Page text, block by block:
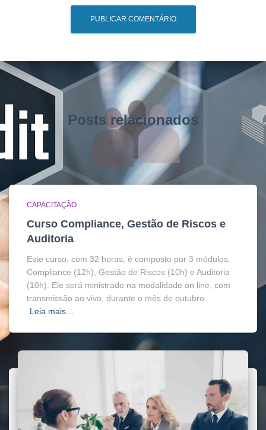
Posts relacionados
CAPACITAÇÃO
Curso Compliance, Gestão de Riscos e
Auditoria
Este curso, com 32 horas, é composto por 3 módulos:
Compliance (12h), Gestão de Riscos (10h) e Auditoria
(10h). Ele será ministrado na modalidade on line, com
transmissão ao vivo, durante o mês de outubro
Leia mais…